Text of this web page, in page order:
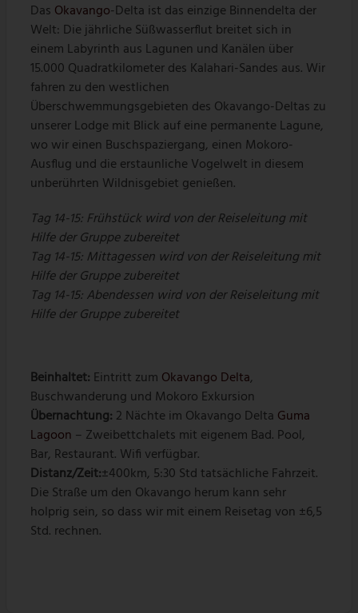
Das Okavango-Delta ist das einzige Binnendelta der
Welt: Die jährliche Süßwasserflut breitet sich in
einem Labyrinth aus Lagunen und Kanälen über
15.000 Quadratkilometer des Kalahari-Sandes aus. Wir
fahren zu den westlichen
Überschwemmungsgebieten des Okavango-Deltas zu
unserer Lodge mit Blick auf eine permanente Lagune,
wo wir einen Buschspaziergang, einen Mokoro-
Ausflug und die erstaunliche Vogelwelt in diesem
unberührten Wildnisgebiet genießen.
Tag 14-15: Frühstück wird von der Reiseleitung mit
Hilfe der Gruppe zubereitet
Tag 14-15: Mittagessen wird von der Reiseleitung mit
Hilfe der Gruppe zubereitet
Tag 14-15: Abendessen wird von der Reiseleitung mit
Hilfe der Gruppe zubereitet
Beinhaltet: Eintritt zum Okavango Delta,
Buschwanderung und Mokoro Exkursion
Übernachtung: 2 Nächte im Okavango Delta Guma
Lagoon – Zweibettchalets mit eigenem Bad. Pool,
Bar, Restaurant. Wifi verfügbar.
Distanz/Zeit:±400km, 5:30 Std tatsächliche Fahrzeit.
Die Straße um den Okavango herum kann sehr
holprig sein, so dass wir mit einem Reisetag von ±6,5
Std. rechnen.